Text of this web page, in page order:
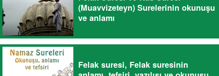
(Muavvizeteyn) Surelerinin okunuşu
ve anlamı
Felak suresi, Felak suresinin